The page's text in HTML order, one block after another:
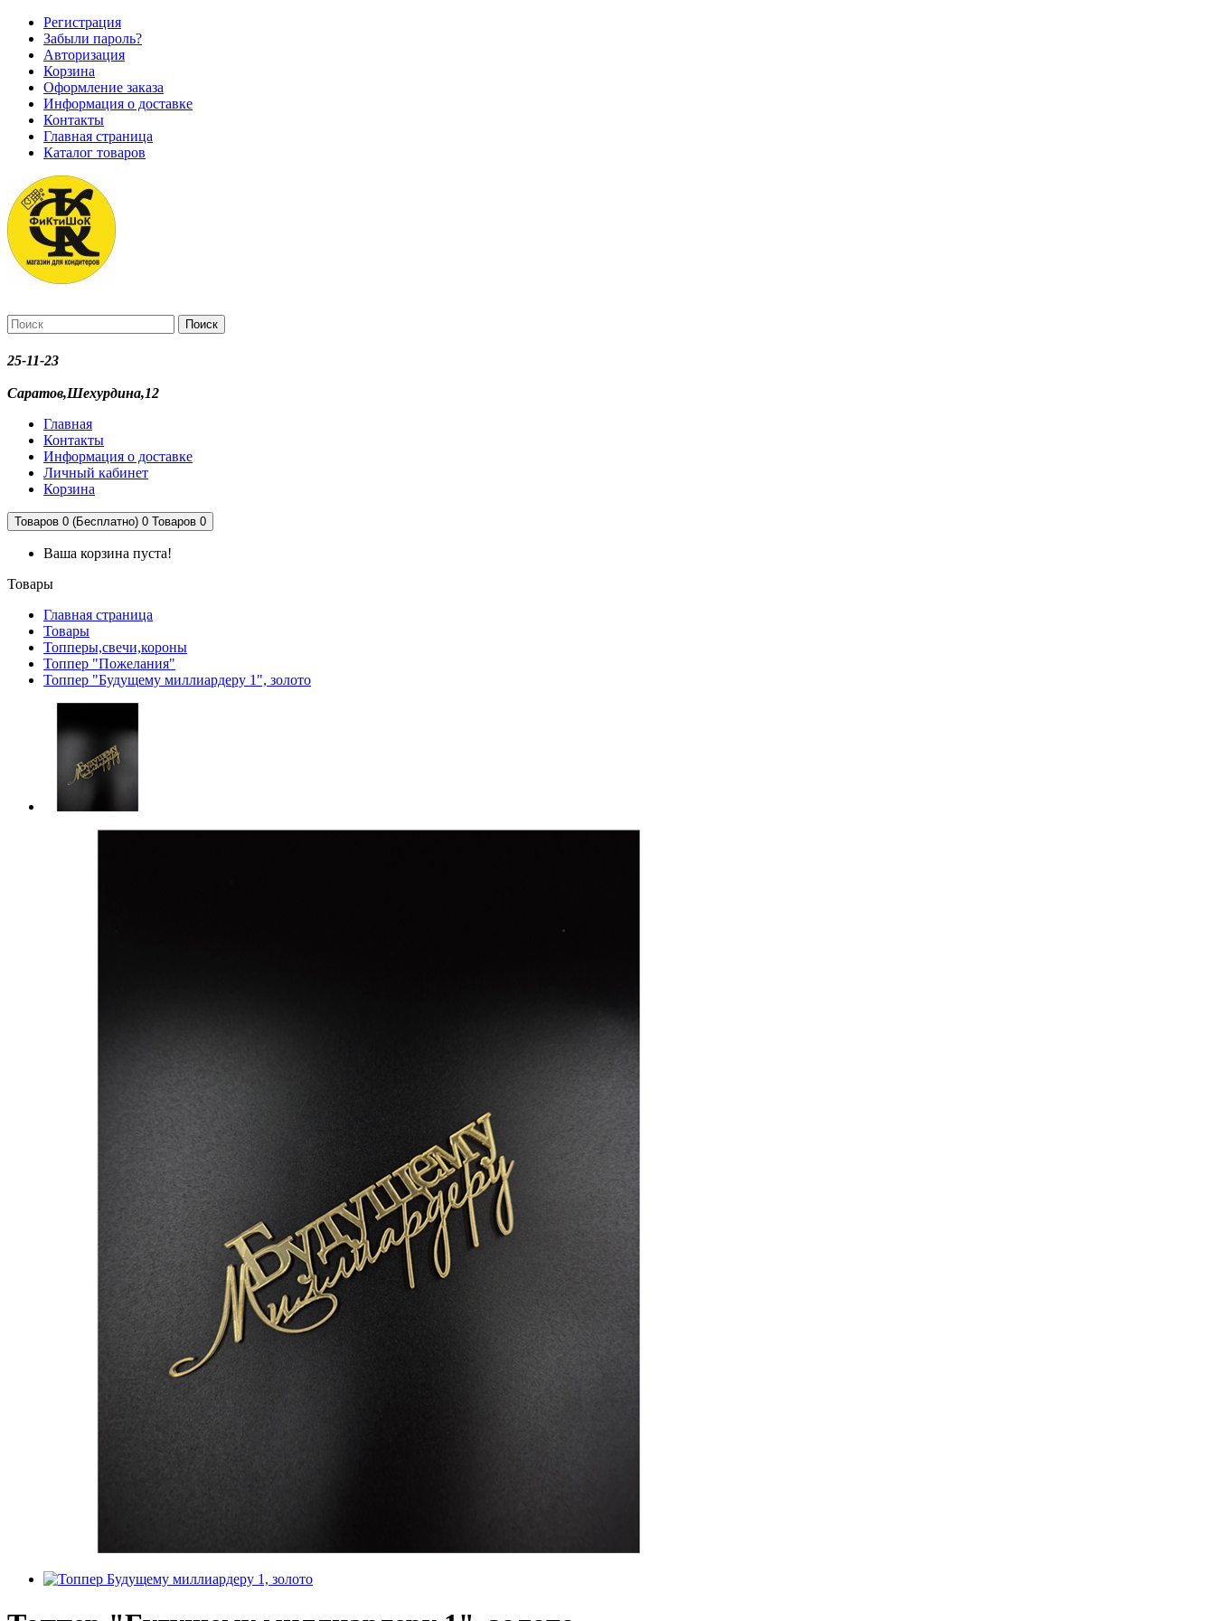
Регистрация
Забыли пароль?
Авторизация
Корзина
Оформление заказа
Информация о доставке
Контакты
Главная страница
Каталог товаров
Поиск
25-11-23
Саратов,Шехурдина,12
Главная
Контакты
Информация о доставке
Личный кабинет
Корзина
Товаров 0 (Бесплатно) 0 Товаров 0
Ваша корзина пуста!
Товары
Главная страница
Товары
Топперы,свечи,короны
Топпер "Пожелания"
Топпер "Будущему миллиардеру 1", золото